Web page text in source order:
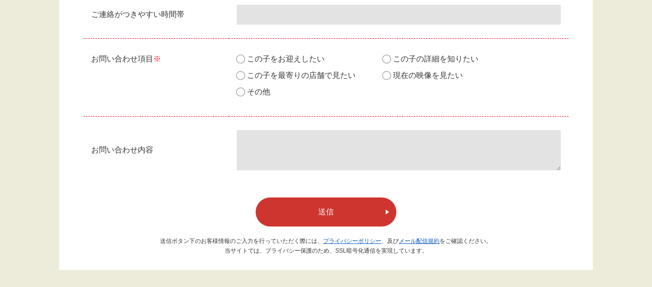
ご連絡がつきやすい時間帯
お問い合わせ項目 ※ この子をお迎えしたい
この子の詳細を知りたい
この子を最寄りの店舗で見たい
現在の映像を見たい
その他
お問い合わせ内容
送信
送信ボタン下のお客様情報のご入力を行っていただく際には、 プライバシーポリシー、及びメール配信規約をご確認ください。
当サイトでは、プライバシー保護のため、SSL暗号化通信を実現しています。